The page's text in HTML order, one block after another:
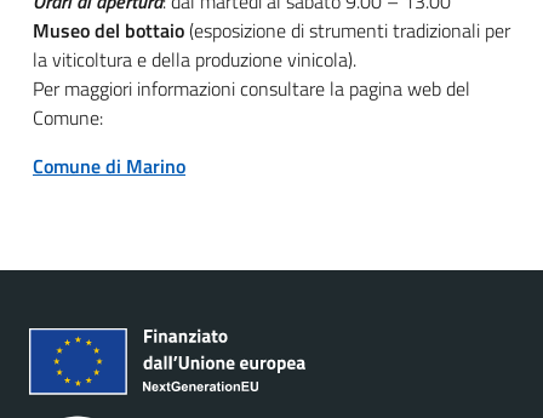
Museo del bottaio(esposizione di strumenti tradizionali per
la viticoltura e della produzione vinicola).
Per maggiori informazioni consultare la pagina web del
Comune:
Comune di Marino